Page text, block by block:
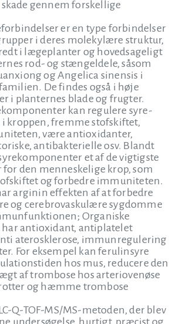
gennem forskellige
er en type forbindelser
i deres molekylære struktur,
i lægeplanter og hovedsageligt
rod- og stængeldele, såsom
og Angelica sinensis i
De findes også i høje
i planternes blade og frugter.
kan regulere syre-
i kroppen, fremme stofskiftet,
være antioxidanter,
antibakterielle osv. Blandt
et af de vigtigste
den menneskelige krop, som
og forbedre immuniteten.
arginin effekten af at forbedre
og cerebrovaskulære sygdomme
Organiske
har antioxidant, antiplatelet
aterosklerose, immunregulering
For eksempel kan ferulinsyre
hos mus, reducere den
af trombose hos arteriovenøse
og hæmme trombose
Q-TOF-MS/MS-metoden, der blev